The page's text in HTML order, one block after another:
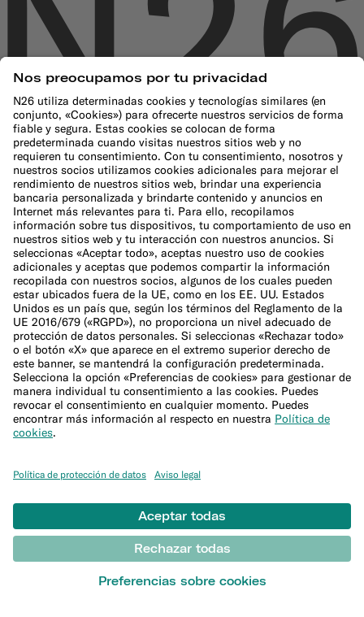
Empresa
¿Qué es N26?
Equipo directivo
Bolsa de trabajo
Sala de prensa
Programa de afiliación
Ayuda
Atención al Cliente
Centro de Ayuda